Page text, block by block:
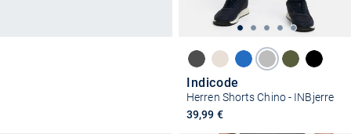
Indicode
Herren Shorts Chino - INBjerre
39,99 €